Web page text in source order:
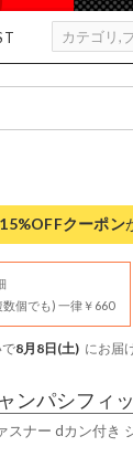
15%OFFクーポン
個でも) 一律￥660
8月8日(土) にお届
ンパシフィッ
ナー dカン付き